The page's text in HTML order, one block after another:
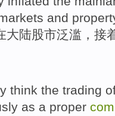
and
大陆股市泛滥， 接
think the trading
as a proper